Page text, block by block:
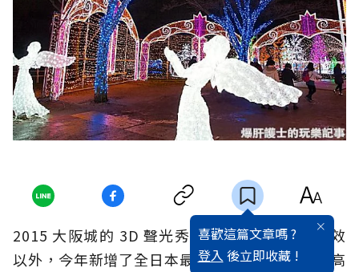
喜歡這篇文章嗎 ?
登入 後立即收藏 !
2015 大阪城的 3D 聲光秀除了有全新的聲光特效
以外，今年新增了全日本最大的庭園聲光秀及最高